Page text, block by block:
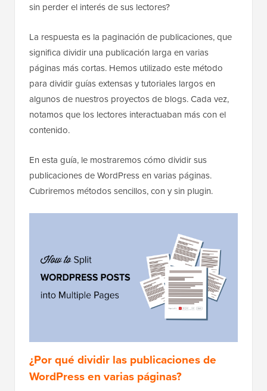
sin perder el interés de sus lectores?
La respuesta es la paginación de publicaciones, que
significa dividir una publicación larga en varias
páginas más cortas. Hemos utilizado este método
para dividir guías extensas y tutoriales largos en
algunos de nuestros proyectos de blogs. Cada vez,
notamos que los lectores interactuaban más con el
contenido.
En esta guía, le mostraremos cómo dividir sus
publicaciones de WordPress en varias páginas.
Cubriremos métodos sencillos, con y sin plugin.
¿Por qué dividir las publicaciones de
WordPress en varias páginas?